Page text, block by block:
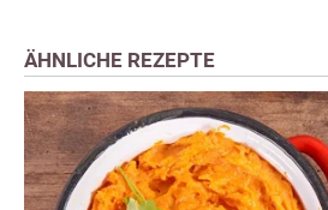
ÄHNLICHE REZEPTE